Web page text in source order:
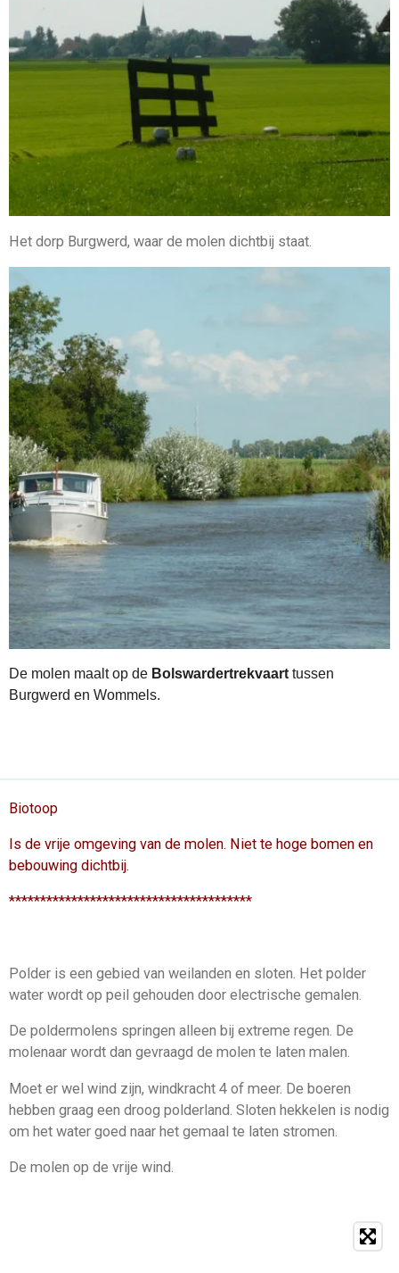
Het dorp Burgwerd, waar de molen dichtbij staat.
De molen maalt op de Bolswardertrekvaart tussen
Burgwerd en Wommels.
Biotoop
Is de vrije omgeving van de molen. Niet te hoge bomen en
bebouwing dichtbij.
***************************************
Polder is een gebied van weilanden en sloten. Het polder
water wordt op peil gehouden door electrische gemalen.
De poldermolens springen alleen bij extreme regen. De
molenaar wordt dan gevraagd de molen te laten malen.
Moet er wel wind zijn, windkracht 4 of meer. De boeren
hebben graag een droog polderland. Sloten hekkelen is nodig
om het water goed naar het gemaal te laten stromen.
De molen op de vrije wind.